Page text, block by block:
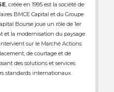
, créée en 1995 est la société de
BMCE Capital et du Groupe
Bourse joue un rôle de 1er
et la modernisation du paysage
sur le Marché Actions
de courtage et de
des solutions et services
standards internationaux.